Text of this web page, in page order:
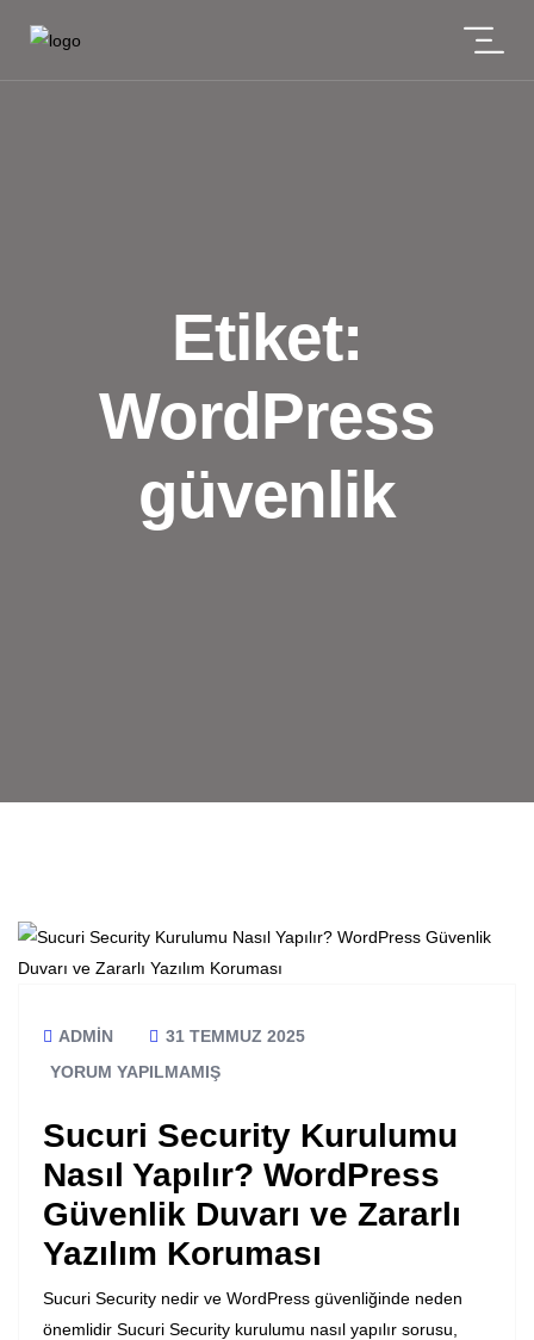
Etiket:
WordPress
güvenlik
ADMIN
31 TEMMUZ 2025
YORUM YAPILMAMIŞ
Sucuri Security Kurulumu
Nasıl Yapılır? WordPress
Güvenlik Duvarı ve Zararlı
Yazılım Koruması
Sucuri Security nedir ve WordPress güvenliğinde neden
önemlidir Sucuri Security kurulumu nasıl yapılır sorusu,